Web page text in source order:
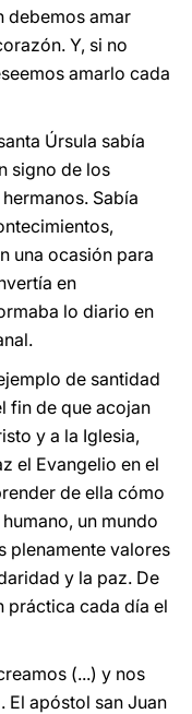
debemos amar
Y, si no
amarlo cada
Úrsula sabía
signo de los
Sabía
una ocasión para
en
lo diario en
de santidad
fin de que acojan
y a la Iglesia,
el Evangelio en el
de ella cómo
un mundo
plenamente valores
y la paz. De
práctica cada día el
(...) y nos
El apóstol san Juan